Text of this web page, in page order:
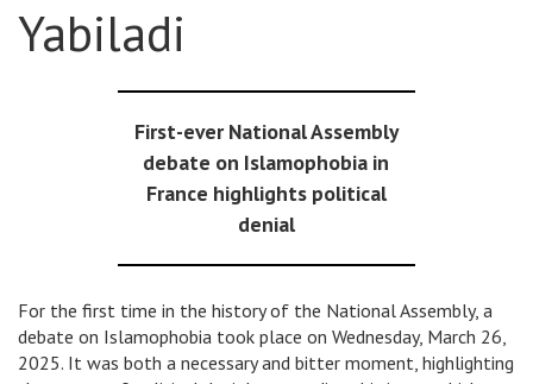
Yabiladi
First-ever National Assembly
debate on Islamophobia in
France highlights political
denial
For the first time in the history of the National Assembly, a
debate on Islamophobia took place on Wednesday, March 26,
2025. It was both a necessary and bitter moment, highlighting